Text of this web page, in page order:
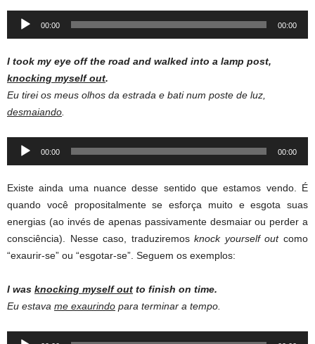
Audio
00:00 00:00
I took my eye off the road and walked into a lamp post,
knocking myself out.
Eu tirei os meus olhos da estrada e bati num poste de luz,
desmaiando
Audio
00:00 00:00
Existe ainda uma nuance desse sentido que estamos vendo. É
quando você propositalmente se esforça muito e esgota suas
energias (ao invés de apenas passivamente desmaiar ou perder a
consciência). Nesse caso, traduziremosknock yourself outcomo
“exaurir-se” ou “esgotar-se”. Seguem os exemplos:
I was knocking myself out to finish on time.
Eu estava me exaurindo para terminar a tempo.
Audio